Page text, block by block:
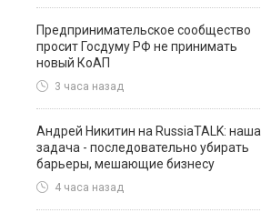
Предпринимательское сообщество
просит Госдуму РФ не принимать
новый КоАП
3 часа назад
Андрей Никитин на RussiaTALK: наша
задача - последовательно убирать
барьеры, мешающие бизнесу
4 часа назад